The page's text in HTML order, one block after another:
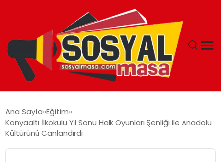
EKONOMI
Ana Sayfa Eğitim
Konyaaltı İlkokulu Yıl Sonu Halk Oyunları Şenliği ile Anadolu
Kültürünü Canlandırdı